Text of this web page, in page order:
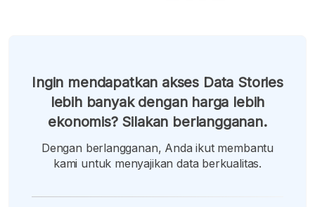
Ingin mendapatkan akses Data Stories
lebih banyak dengan harga lebih
ekonomis? Silakan berlangganan.
Dengan berlangganan, Anda ikut membantu
kami untuk menyajikan data berkualitas.